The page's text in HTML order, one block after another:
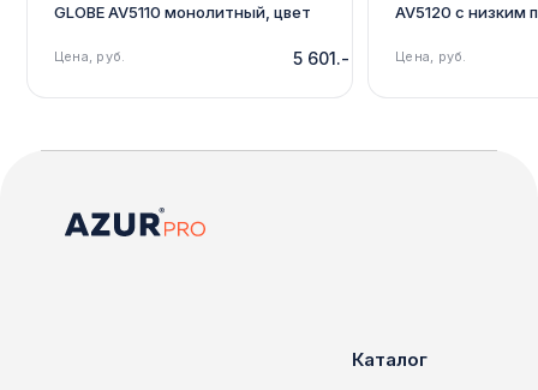
GLOBE AV5110 монолитный, цвет
Цена, руб. 5 601.-
AV5120 с низким
Цена, руб.
Каталог